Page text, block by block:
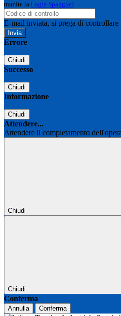
tramite la Login Spaggiari
E-mail inviata, si prega di controllare
Errore
Chiudi
Successo
Chiudi
Informazione
Chiudi
Attendere...
Attendere il completamento
Chiudi
Chiudi
Conferma
Annulla Conferma